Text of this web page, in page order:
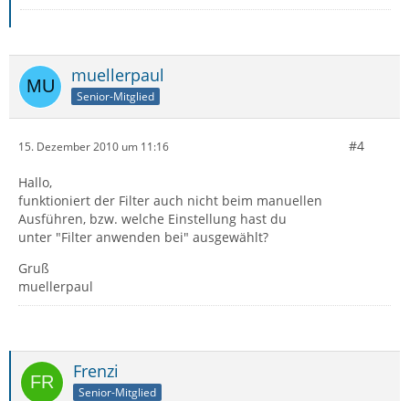
muellerpaul
Senior-Mitglied
15. Dezember 2010 um 11:16 #4
Hallo,
funktioniert der Filter auch nicht beim manuellen
Ausführen, bzw. welche Einstellung hast du
unter "Filter anwenden bei" ausgewählt?
Gruß
muellerpaul
Frenzi
Senior-Mitglied